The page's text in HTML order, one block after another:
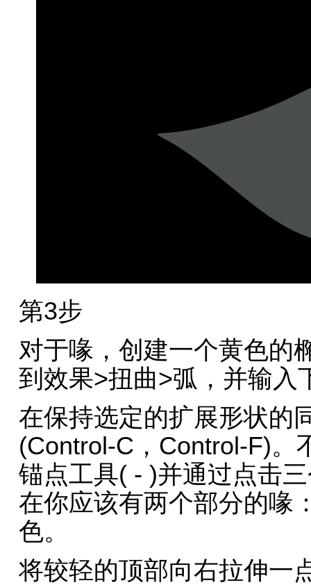
第3步
对于喙，创建一个黄色的
到效果>扭曲>弧，并输入
在保持选定的扩展形状的
(Control-C，Control-F)。
锚点工具( - )并通过点击
在你应该有两个部分的喙
色。
将较轻的顶部向右拉伸一